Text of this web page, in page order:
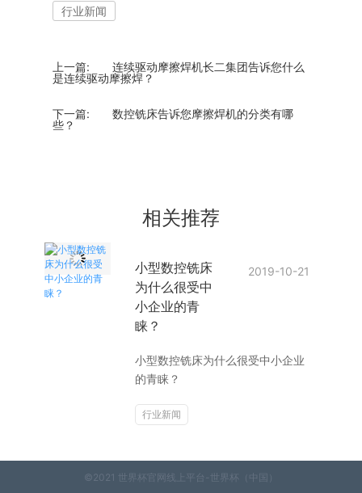
行业新闻
上一篇:
连续驱动摩擦焊机长二集团告诉您什么
是连续驱动摩擦焊？
下一篇:
数控铣床告诉您摩擦焊机的分类有哪
些？
相关推荐
小型数控铣床
为什么很受中
小企业的青
睐？
2019-10-21
小型数控铣床为什么很受中小企业
的青睐？
行业新闻
©2021 世界杯官网线上平台-世界杯（中国）